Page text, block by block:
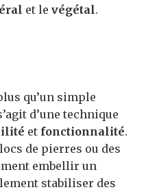
et le végétal.
qu’un simple
d’une technique
et fonctionnalité.
de pierres ou des
embellir un
stabiliser des